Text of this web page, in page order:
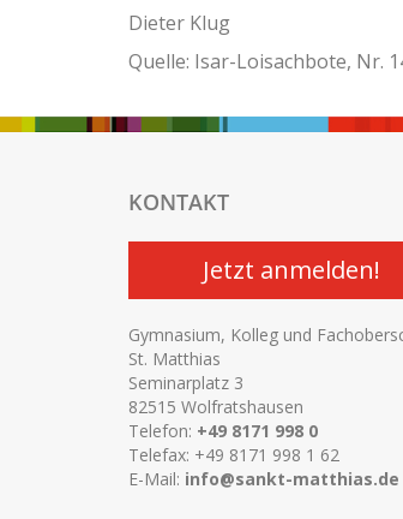
Dieter Klug
Quelle: Isar-Loisachbote, Nr.
KONTAKT
Jetzt anmelden!
Gymnasium, Kolleg und
St. Matthias
Seminarplatz 3
82515 Wolfratshausen
Telefon: +49 8171 998 0
Telefax: +49 8171 998 1 62
E-Mail: info@sankt-matthias.de